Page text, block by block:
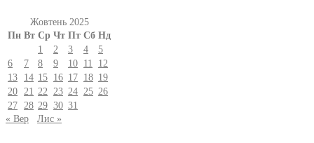
Жовтень 2025
Пн Вт Ср Чт Пт Сб Нд
1
2 3 4
5
6
7 8 9 10 11
12
13
14 15 16 17 18 19
20 21 22 23 24 25 26
27 28 29 30 31
« Вер
Лис »